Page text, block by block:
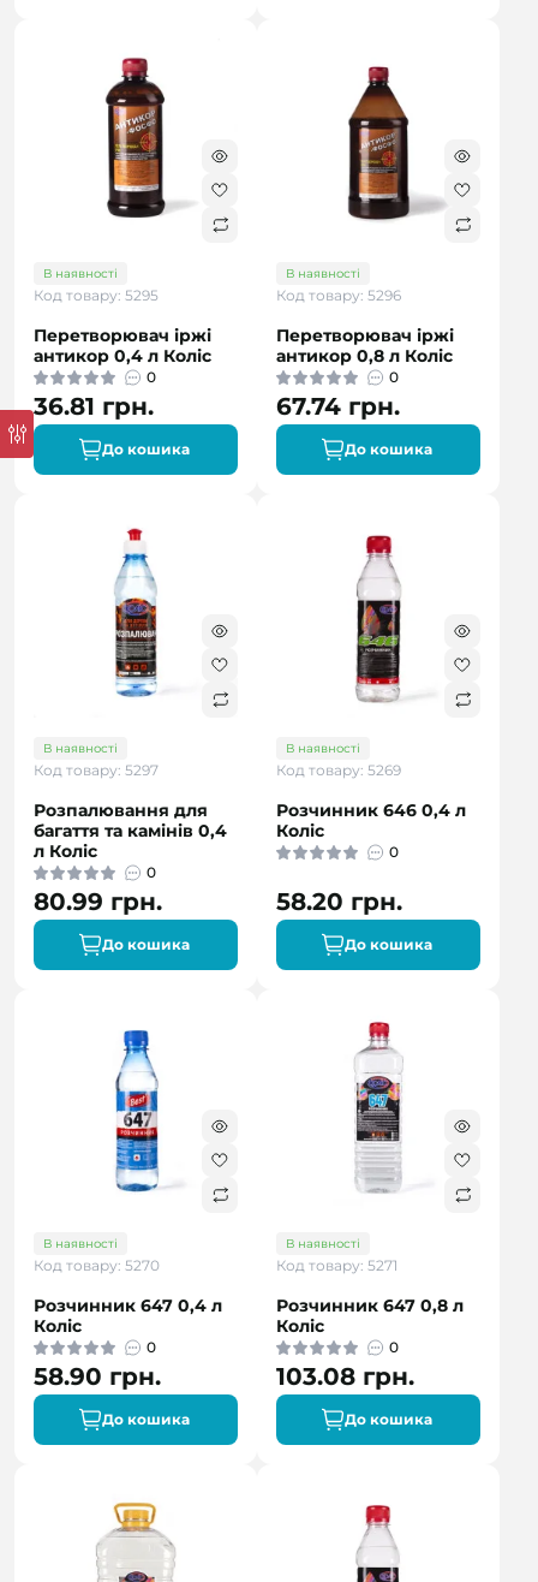
В наявності
Код товару: 5295
Перетворювач іржі
антикор 0,4 л Коліс
0
36.81 грн.
До кошика
В наявності
Код товару: 5296
Перетворювач іржі
антикор 0,8 л Коліс
0
67.74 грн.
До кошика
В наявності
Код товару: 5297
Розпалювання для
багаття та камінів 0,4
л Коліс
0
80.99 грн.
До кошика
В наявності
Код товару: 5269
Розчинник 646 0,4 л
Коліс
0
58.20 грн.
До кошика
В наявності
Код товару: 5270
Розчинник 647 0,4 л
Коліс
0
58.90 грн.
До кошика
В наявності
Код товару: 5271
Розчинник 647 0,8 л
Коліс
0
103.08 грн.
До кошика